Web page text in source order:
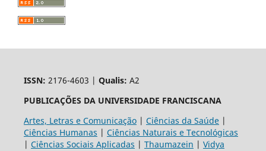
ISSN: 2176-4603 | Qualis: A2
PUBLICAÇÕES DA UNIVERSIDADE FRANCISCANA
Artes, Letras e Comunicação| Ciências da Saúde|
Ciências Humanas | Ciências Naturais e Tecnológicas
| Ciências Sociais Aplicadas | Thaumazein | Vidya